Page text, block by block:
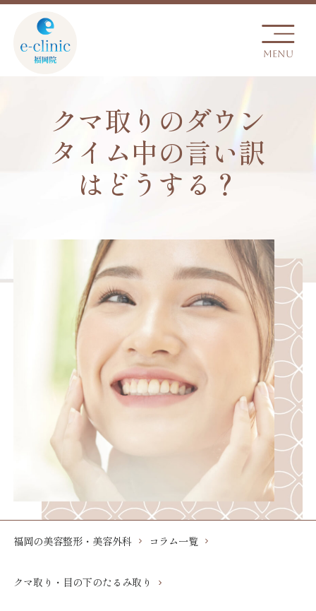
クマ取りのダウン
タイム中の言い訳
はどうする？
福岡の美容整形・美容外科 コラム一覧
クマ取り・目の下のたるみ取り